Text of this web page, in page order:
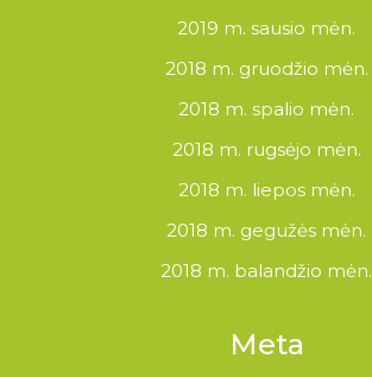
2019 m. sausio mėn.
2018 m. gruodžio mėn.
2018 m. spalio mėn.
2018 m. rugsėjo mėn.
2018 m. liepos mėn.
2018 m. gegužės mėn.
2018 m. balandžio mėn.
Meta